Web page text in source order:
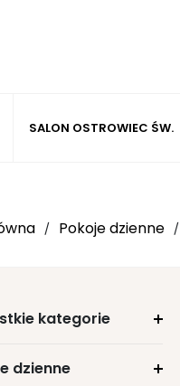
SALON OSTROWIEC ŚW.
/ Pokoje dzienne /
kategorie
dzienne